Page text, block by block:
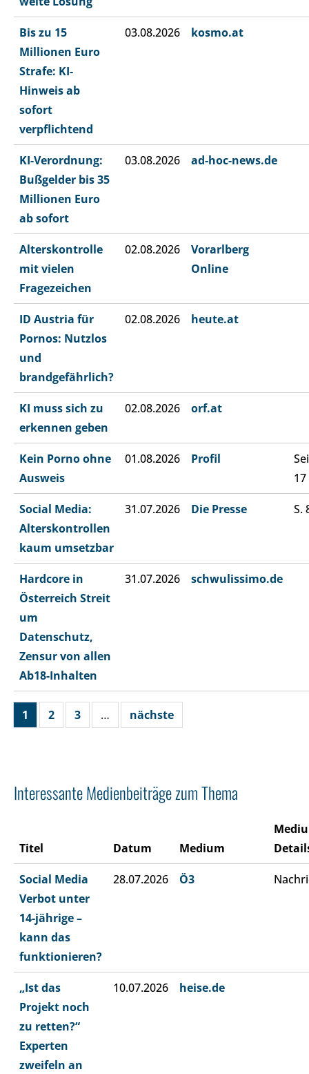
Bis zu 15
Millionen Euro
Strafe: KI-
Hinweis ab
sofort
verpflichtend
03.08.2026 kosmo.at
KI-Verordnung:
Bußgelder bis 35
Millionen Euro
ab sofort
03.08.2026 ad-hoc-news.de
Alterskontrolle
mit vielen
Fragezeichen
02.08.2026
Vorarlberg
Online
ID Austria für
Pornos: Nutzlos
und
brandgefährlich?
02.08.2026 heute.at
KI muss sich zu
erkennen geben
02.08.2026 orf.at
Kein Porno ohne
Ausweis
01.08.2026 Profil
17
Social Media:
Alterskontrollen
kaum umsetzbar
31.07.2026 Die Presse S.
Hardcore in
Österreich Streit
um
Datenschutz,
Zensur von allen
Ab18-Inhalten
31.07.2026 schwulissimo.de
1 2 3 … nächste
Interessante Medienbeiträge zum Thema
Titel Datum Medium
Social Media
Verbot unter
14-jährige –
kann das
funktionieren?
28.07.2026 Ö3
„Ist das
Projekt noch
zu retten?“
Experten
zweifeln an
10.07.2026 heise.de